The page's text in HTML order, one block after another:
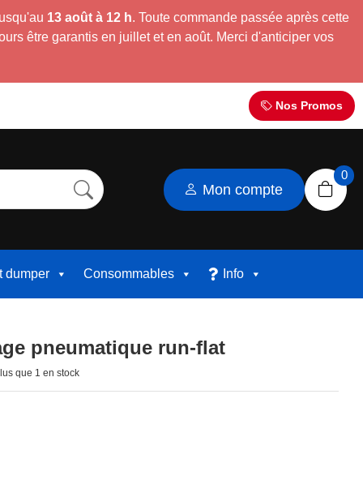
13 août à 12 h. Toute commande passée après cette
être garantis en juillet et en août. Merci d'anticiper vos
Nos Promos
Mon compte
0
dumper Consommables Info
pneumatique run-flat
que 1 en stock